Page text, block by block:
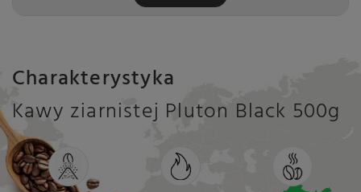
Charakterystyka
Kawy ziarnistej Pluton Black 500g